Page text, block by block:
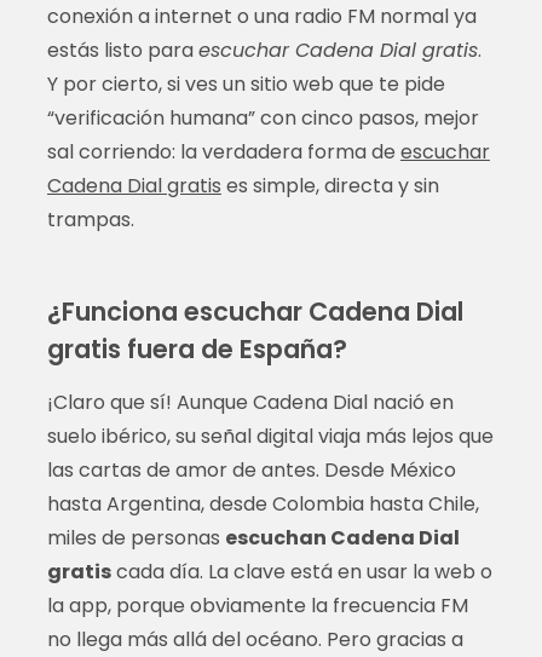
conexión a internet o una radio FM normal ya
estás listo paraescuchar Cadena Dial gratis.
Y por cierto, si ves un sitio web que te pide
“verificación humana” con cinco pasos, mejor
sal corriendo: la verdadera forma de escuchar
Cadena Dial gratis es simple, directa y sin
trampas.
¿Funciona escuchar Cadena Dial
gratis fuera de España?
¡Claro que sí! Aunque Cadena Dial nació en
suelo ibérico, su señal digital viaja más lejos que
las cartas de amor de antes. Desde México
hasta Argentina, desde Colombia hasta Chile,
miles de personas escuchan Cadena Dial
gratiscada día. La clave está en usar la web o
la app, porque obviamente la frecuencia FM
no llega más allá del océano. Pero gracias a